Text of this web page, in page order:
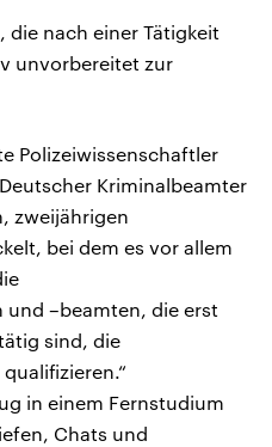
die nach einer Tätigkeit
unvorbereitet zur
Polizeiwissenschaftler
Kriminalbeamter
zweijährigen
bei dem es vor allem
–beamten, die erst
sind, die
in einem Fernstudium
Chats und